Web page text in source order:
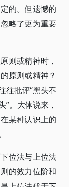
的。但遗憾的
略了更为重要
则或精神时，
原则或精神？
往批评“黑头不
。大体说来，
某种认识上的
位法与上位法
的效力位阶和